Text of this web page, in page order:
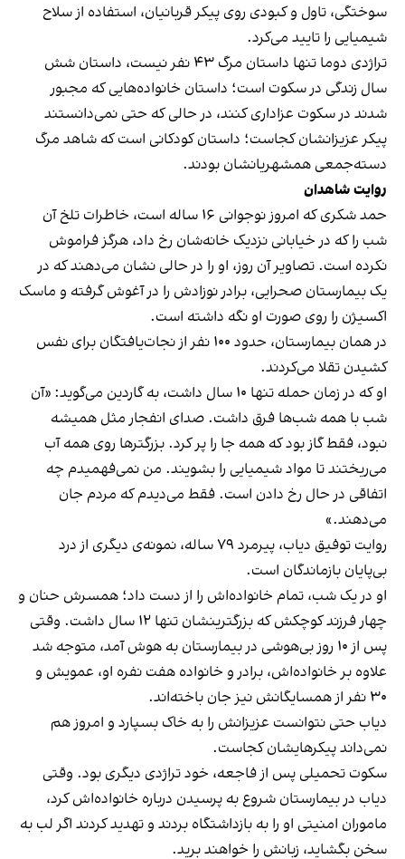
سوختگی، تاول و کبودی روی پیکر قربانیان، استفاده از سلاح
شیمیایی را تایید می‌کرد.
تراژدی دوما تنها داستان مرگ ۴۳ نفر نیست، داستان شش
سال زندگی در سکوت است؛ داستان خانواده‌هایی که مجبور
شدند در سکوت عزاداری کنند، در حالی که حتی نمی‌دانستند
پیکر عزیزانشان کجاست؛ داستان کودکانی است که شاهد مرگ
دسته‌جمعی همشهریانشان بودند.
روایت شاهدان
حمد شکری که امروز نوجوانی ۱۶ ساله است، خاطرات تلخ آن
شب را که در خیابانی نزدیک خانه‌شان رخ داد، هرگز فراموش
نکرده‌ است. تصاویر آن روز، او را در حالی نشان می‌دهند که در
یک بیمارستان صحرایی، برادر نوزادش را در آغوش گرفته و ماسک
اکسیژن را روی صورت او نگه داشته‌ است.
در همان بیمارستان، حدود ۱۰۰ نفر از نجات‌یافتگان برای نفس
کشیدن تقلا می‌کردند.
او که در زمان حمله تنها ۱۰ سال داشت، به گاردین می‌گوید: «آن
شب با همه شب‌ها فرق داشت. صدای انفجار مثل همیشه
نبود، فقط گاز بود که همه جا را پر کرد. بزرگترها روی همه آب
می‌ریختند تا مواد شیمیایی را بشویند. من نمی‌فهمیدم چه
اتفاقی در حال رخ دادن است. فقط می‌دیدم که مردم جان
می‌دهند.»
روایت توفیق دیاب، پیرمرد ۷۹ ساله، نمونه‌ی دیگری از درد
بی‌پایان بازماندگان است.
او در یک شب، تمام خانواده‌اش را از دست داد؛ همسرش حنان و
چهار فرزند کوچکش که بزرگترینشان تنها ۱۲ سال داشت. وقتی
پس از ۱۰ روز بی‌هوشی در بیمارستان به هوش آمد، متوجه شد
علاوه بر خانواده‌اش، برادر و خانواده هفت نفره او، عمویش و
۳۰ نفر از همسایگانش نیز جان باخته‌اند.
دیاب حتی نتوانست عزیزانش را به خاک بسپارد و امروز هم
نمی‌داند پیکرهایشان کجاست.
سکوت تحمیلی پس از فاجعه، خود تراژدی دیگری بود. وقتی
دیاب در بیمارستان شروع به پرسیدن درباره خانواده‌اش کرد،
ماموران امنیتی او را به بازداشتگاه بردند و تهدید کردند اگر لب به
سخن بگشاید، زبانش را خواهند‌ برید.